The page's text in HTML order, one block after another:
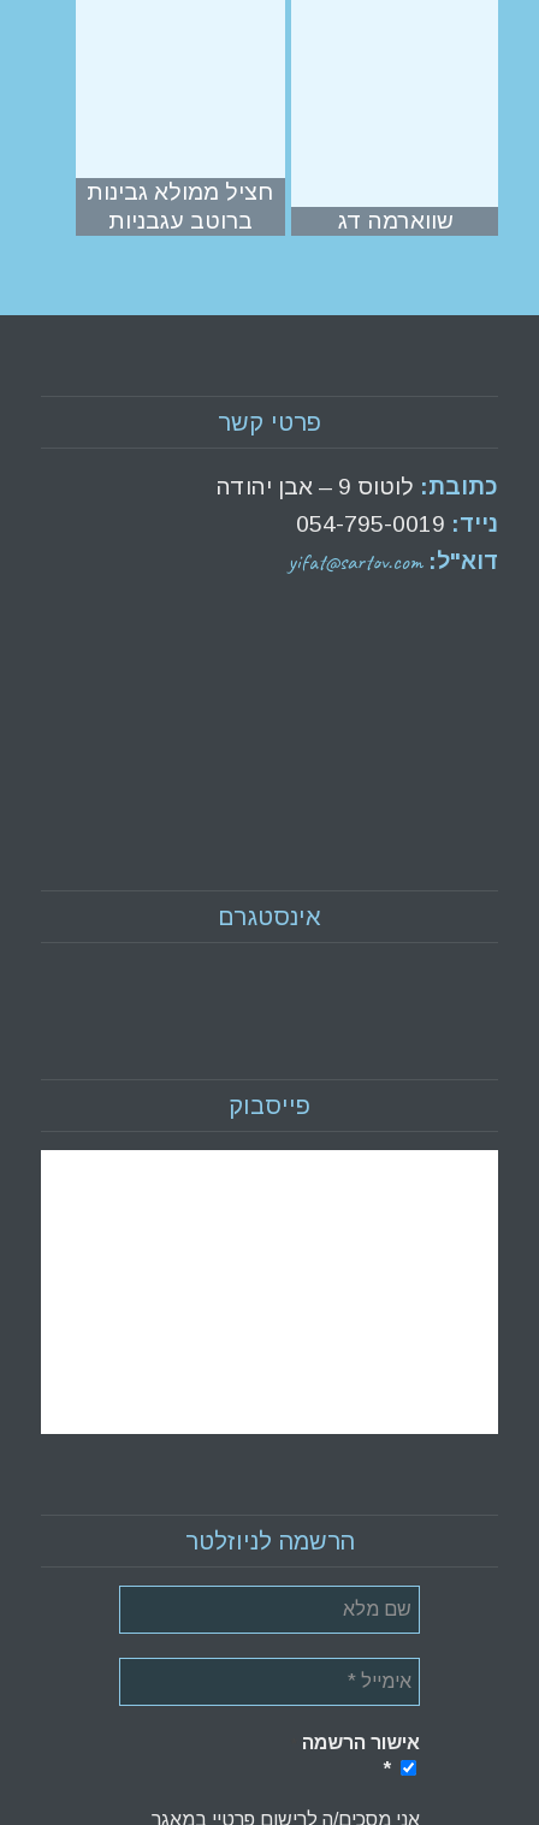
שווארמה דג
חציל ממולא גבינות
ברוטב עגבניות
פרטי קשר
כתובת: לוטוס 9 – אבן יהודה
נייד: 054-795-0019
דוא"ל:yifat@sartov.com
אינסטגרם
פייסבוק
הרשמה לניוזלטר
אישור הרשמה
*
אני מסכים/ה לרישום פרטיי במאגר